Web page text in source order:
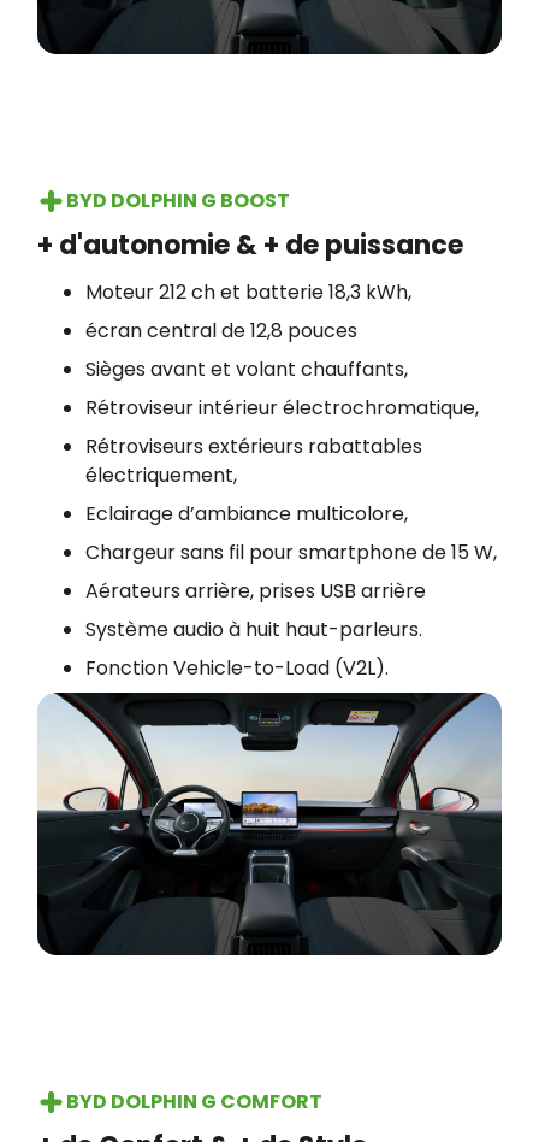
BYD DOLPHIN G BOOST
+ d'autonomie & + de puissance
Moteur 212 ch et batterie 18,3 kWh,
écran central de 12,8 pouces
Sièges avant et volant chauffants,
Rétroviseur intérieur électrochromatique,
Rétroviseurs extérieurs rabattables
électriquement,
Eclairage d’ambiance multicolore,
Chargeur sans fil pour smartphone de 15 W,
Aérateurs arrière, prises USB arrière
Système audio à huit haut-parleurs.
Fonction Vehicle-to-Load (V2L).
BYD DOLPHIN G COMFORT